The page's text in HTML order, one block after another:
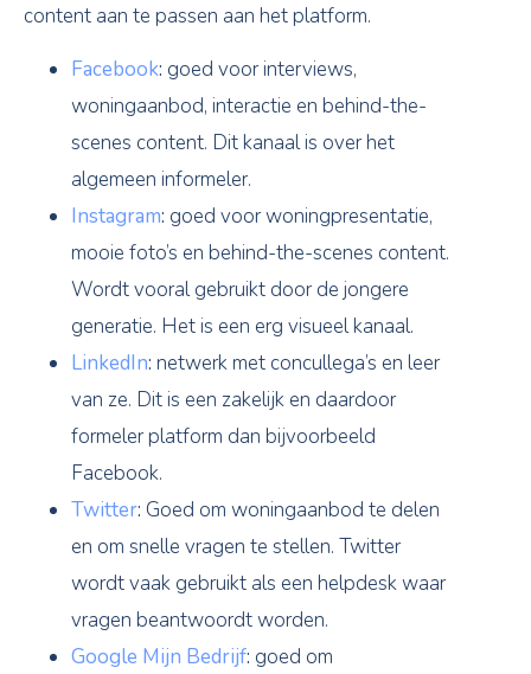
content aan te passen aan het platform.
Facebook: goed voor interviews,
woningaanbod, interactie en behind-the-
scenes content. Dit kanaal is over het
algemeen informeler.
Instagram: goed voor woningpresentatie,
mooie foto’s en behind-the-scenes content.
Wordt vooral gebruikt door de jongere
generatie. Het is een erg visueel kanaal.
LinkedIn:netwerk met concullega’s en leer
van ze. Dit is een zakelijk en daardoor
formeler platform dan bijvoorbeeld
Facebook.
Twitter: Goed om woningaanbod te delen
en om snelle vragen te stellen. Twitter
wordt vaak gebruikt als een helpdesk waar
vragen beantwoordt worden.
Google Mijn Bedrijf: goed om